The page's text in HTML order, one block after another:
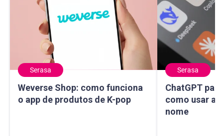
Serasa
Weverse Shop: como funciona
o app de produtos de K-pop
Weverse Shop: como funciona o app de produtos de K-pop
Serasa
ChatGPT
como usar a
nome
ChatGPT para